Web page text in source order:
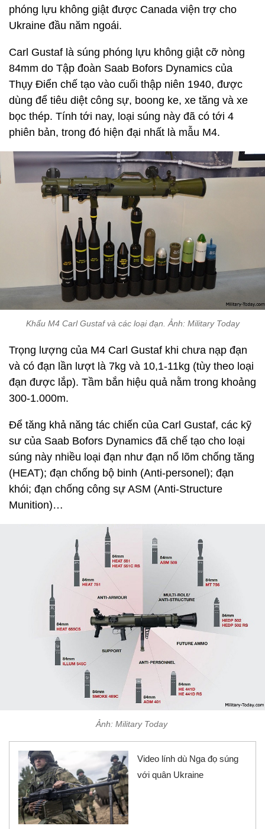
phóng lựu không giật được Canada viện trợ cho
Ukraine đầu năm ngoái.
Carl Gustaf là súng phóng lựu không giật cỡ nòng
84mm do Tập đoàn Saab Bofors Dynamics của
Thụy Điển chế tạo vào cuối thập niên 1940, được
dùng để tiêu diệt công sự, boong ke, xe tăng và xe
bọc thép. Tính tới nay, loại súng này đã có tới 4
phiên bản, trong đó hiện đại nhất là mẫu M4.
Khẩu M4 Carl Gustaf và các loại đạn. Ảnh: Military Today
Trọng lượng của M4 Carl Gustaf khi chưa nạp đạn
và có đạn lần lượt là 7kg và 10,1-11kg (tùy theo loại
đạn được lắp). Tầm bắn hiệu quả nằm trong khoảng
300-1.000m.
Để tăng khả năng tác chiến của Carl Gustaf, các kỹ
sư của Saab Bofors Dynamics đã chế tạo cho loại
súng này nhiều loại đạn như đạn nổ lõm chống tăng
(HEAT); đạn chống bộ binh (Anti-personel); đạn
khói; đạn chống công sự ASM (Anti-Structure
Munition)…
Ảnh: Military Today
Video lính dù Nga đọ súng
với quân Ukraine